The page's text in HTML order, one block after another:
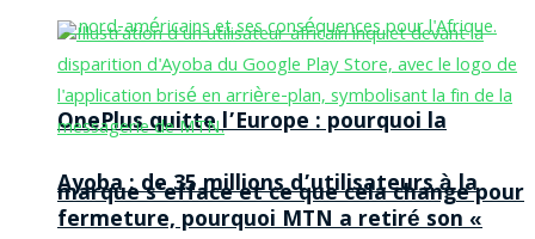
OnePlus quitte l’Europe : pourquoi la
marque s’efface et ce que cela change pour
Ayoba : de 35 millions d’utilisateurs à la
fermeture, pourquoi MTN a retiré son «